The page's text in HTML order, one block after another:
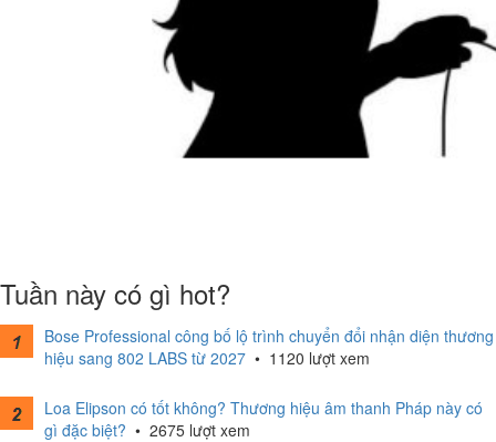
Tuần này có gì hot?
Bose Professional công bố lộ trình chuyển đổi nhận diện thương
hiệu sang 802 LABS từ 2027 • 1120 lượt xem
Loa Elipson có tốt không? Thương hiệu âm thanh Pháp này có
gì đặc biệt? • 2675 lượt xem